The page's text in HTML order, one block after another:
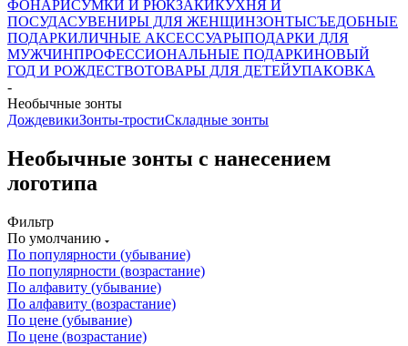
ФОНАРИСУМКИ И РЮКЗАКИКУХНЯ И
ПОСУДАСУВЕНИРЫ ДЛЯ ЖЕНЩИНЗОНТЫСЪЕДОБНЫЕ
ПОДАРКИЛИЧНЫЕ АКСЕССУАРЫПОДАРКИ ДЛЯ
МУЖЧИНПРОФЕССИОНАЛЬНЫЕ ПОДАРКИНОВЫЙ
ГОД И РОЖДЕСТВОТОВАРЫ ДЛЯ ДЕТЕЙУПАКОВКА
-
Необычные зонты
ДождевикиЗонты-тростиСкладные зонты
Необычные зонты с нанесением
логотипа
Фильтр
По умолчанию
По популярности (убывание)
По популярности (возрастание)
По алфавиту (убывание)
По алфавиту (возрастание)
По цене (убывание)
По цене (возрастание)